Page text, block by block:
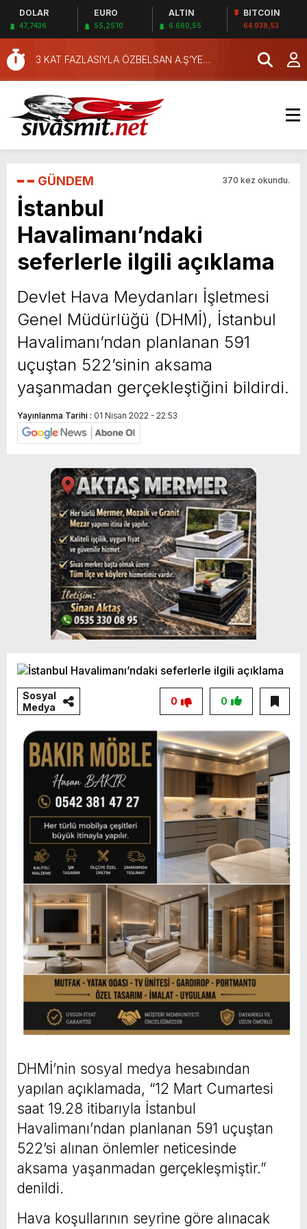
DOLAR
47,7436
EURO
55,2510
ALTIN
6.660,55
BITCOIN
64.938,53
3 KAT FAZLASIYLA ÖZBELSAN A.Ş’YE
VERDİLER.
DAHA NE
GÜNDEM 370 kez okundu.
İstanbul
Havalimanı’ndaki
seferlerle ilgili açıklama
Devlet Hava Meydanları İşletmesi
Genel Müdürlüğü (DHMİ), İstanbul
Havalimanı’ndan planlanan 591
uçuştan 522’sinin aksama
yaşanmadan gerçekleştiğini bildirdi.
Yayınlanma Tarihi : 01 Nisan 2022 - 22:53
Sosyal
Medya
0
0
DHMİ’nin sosyal medya hesabından
yapılan açıklamada, “12 Mart Cumartesi
saat 19.28 itibarıyla İstanbul
Havalimanı’ndan planlanan 591 uçuştan
522’si alınan önlemler neticesinde
aksama yaşanmadan gerçekleşmiştir.”
denildi.
Hava koşullarının seyrine göre alınacak